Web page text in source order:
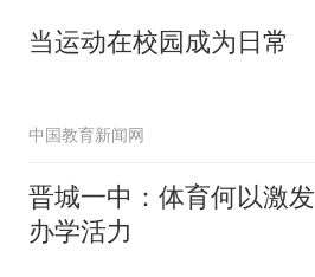
当运动在校园成为日常
中国教育新闻网
晋城一中：体育何以激发
办学活力